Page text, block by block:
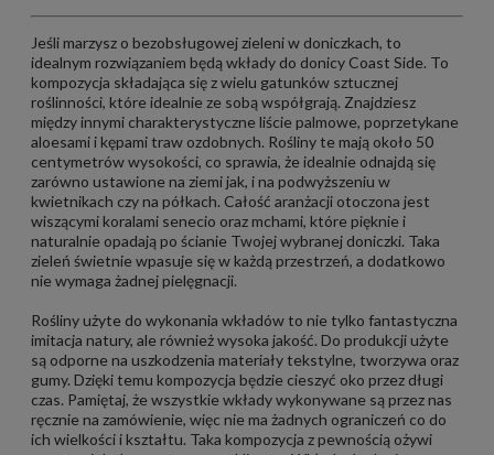
Jeśli marzysz o bezobsługowej zieleni w doniczkach, to
idealnym rozwiązaniem będą wkłady do donicy Coast Side. To
kompozycja składająca się z wielu gatunków sztucznej
roślinności, które idealnie ze sobą współgrają. Znajdziesz
między innymi charakterystyczne liście palmowe, poprzetykane
aloesami i kępami traw ozdobnych. Rośliny te mają około 50
centymetrów wysokości, co sprawia, że idealnie odnajdą się
zarówno ustawione na ziemi jak, i na podwyższeniu w
kwietnikach czy na półkach. Całość aranżacji otoczona jest
wiszącymi koralami senecio oraz mchami, które pięknie i
naturalnie opadają po ścianie Twojej wybranej doniczki. Taka
zieleń świetnie wpasuje się w każdą przestrzeń, a dodatkowo
nie wymaga żadnej pielęgnacji.
Rośliny użyte do wykonania wkładów to nie tylko fantastyczna
imitacja natury, ale również wysoka jakość. Do produkcji użyte
są odporne na uszkodzenia materiały tekstylne, tworzywa oraz
gumy. Dzięki temu kompozycja będzie cieszyć oko przez długi
czas. Pamiętaj, że wszystkie wkłady wykonywane są przez nas
ręcznie na zamówienie, więc nie ma żadnych ograniczeń co do
ich wielkości i kształtu. Taka kompozycja z pewnością ożywi